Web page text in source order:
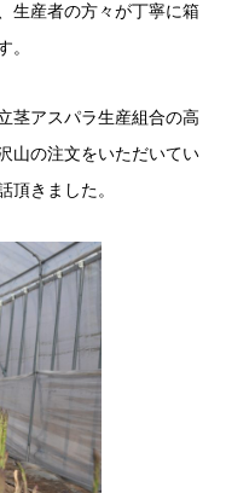
生産者の方々が丁寧に箱
。
茎アスパラ生産組合の高
山の注文をいただいてい
頂きました。